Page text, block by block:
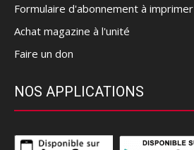
Formulaire d'abonnement à imprimer
Achat magazine à l'unité
Faire un don
NOS APPLICATIONS